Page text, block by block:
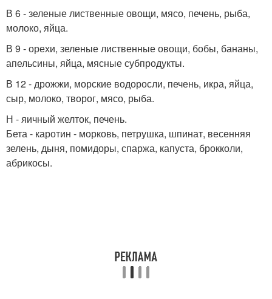
В 6 - зеленые лиственные овощи, мясо, печень, рыба,
молоко, яйца.
В 9 - орехи, зеленые лиственные овощи, бобы, бананы,
апельсины, яйца, мясные субпродукты.
В 12 - дрожжи, морские водоросли, печень, икра, яйца,
сыр, молоко, творог, мясо, рыба.
Н - яичный желток, печень.
Бета - каротин - морковь, петрушка, шпинат, весенняя
зелень, дыня, помидоры, спаржа, капуста, брокколи,
абрикосы.